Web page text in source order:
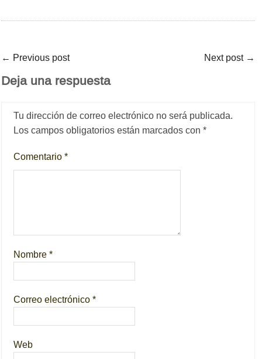
← Previous post Next post →
Deja una respuesta
Tu dirección de correo electrónico no será publicada.
Los campos obligatorios están marcados con*
Comentario*
Nombre*
Correo electrónico*
Web